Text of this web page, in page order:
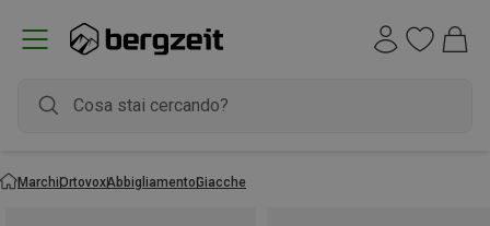
MarchiOrtovoxAbbigliamentoGiacche